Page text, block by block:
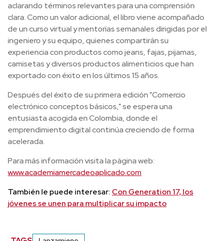
aclarando términos relevantes para una comprensión
clara. Como un valor adicional, el libro viene acompañado
de un curso virtual y mentorías semanales dirigidas por el
ingeniero y su equipo, quienes compartirán su
experiencia con productos como jeans, fajas, pijamas,
camisetas y diversos productos alimenticios que han
exportado con éxito en los últimos 15 años.
Después del éxito de su primera edición "Comercio
electrónico conceptos básicos," se espera una
entusiasta acogida en Colombia, donde el
emprendimiento digital continúa creciendo de forma
acelerada.
Para más información visita la página web:
www.academiamercadeoaplicado.com
También le puede interesar: Con Generation 17, los
jóvenes se unen para multiplicar su impacto